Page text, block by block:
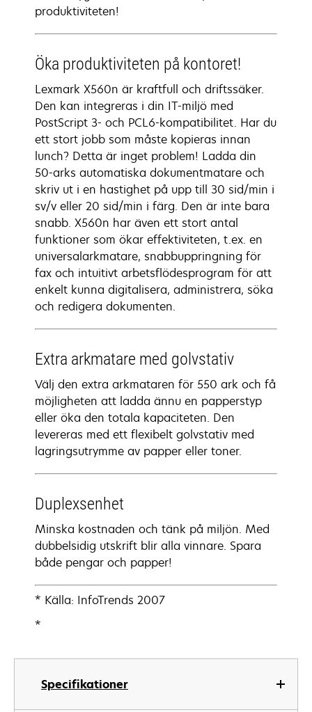
Specifikationer
produktiviteten!
Öka produktiviteten på kontoret!
Lexmark X560n är kraftfull och driftssäker.
Den kan integreras i din IT-miljö med
PostScript 3- och PCL6-kompatibilitet. Har du
ett stort jobb som måste kopieras innan
lunch? Detta är inget problem! Ladda din
50-arks automatiska dokumentmatare och
skriv ut i en hastighet på upp till 30 sid/min i
sv/v eller 20 sid/min i färg. Den är inte bara
snabb. X560n har även ett stort antal
funktioner som ökar effektiviteten, t.ex. en
universalarkmatare, snabbuppringning för
fax och intuitivt arbetsflödesprogram för att
enkelt kunna digitalisera, administrera, söka
och redigera dokumenten.
Extra arkmatare med golvstativ
Välj den extra arkmataren för 550 ark och få
möjligheten att ladda ännu en papperstyp
eller öka den totala kapaciteten. Den
levereras med ett flexibelt golvstativ med
lagringsutrymme av papper eller toner.
Duplexsenhet
Minska kostnaden och tänk på miljön. Med
dubbelsidig utskrift blir alla vinnare. Spara
både pengar och papper!
* Källa: InfoTrends 2007
*